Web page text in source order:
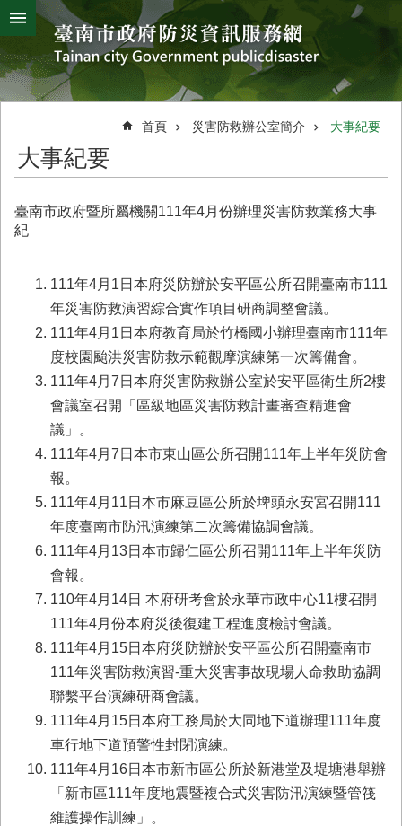
跳到主要內容區塊
搜
尋
進
階
搜
熱
字
颱
風
災
害
救
辦
市
首頁 災害防救辦公室簡介 大事紀要
大事紀要
臺南市政府暨所屬機關111年4月份辦理災害防救業務大事
紀
111年4月1日本府災防辦於安平區公所召開臺南市111
年災害防救演習綜合實作項目研商調整會議。
111年4月1日本府教育局於竹橋國小辦理臺南市111年
度校園颱洪災害防救示範觀摩演練第一次籌備會。
111年4月7日本府災害防救辦公室於安平區衛生所2樓
會議室召開「區級地區災害防救計畫審查精進會
議」。
111年4月7日本市東山區公所召開111年上半年災防會
報。
111年4月11日本市麻豆區公所於埤頭永安宮召開111
年度臺南市防汛演練第二次籌備協調會議。
111年4月13日本市歸仁區公所召開111年上半年災防
會報。
110年4月14日 本府研考會於永華市政中心11樓召開
111年4月份本府災後復建工程進度檢討會議。
111年4月15日本府災防辦於安平區公所召開臺南市
111年災害防救演習-重大災害事故現場人命救助協調
聯繫平台演練研商會議。
111年4月15日本府工務局於大同地下道辦理111年度
車行地下道預警性封閉演練。
111年4月16日本市新市區公所於新港堂及堤塘港舉辦
「新市區111年度地震暨複合式災害防汛演練暨管筏
維護操作訓練」。